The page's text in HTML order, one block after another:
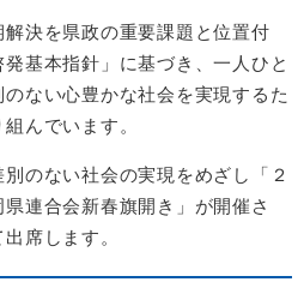
決を県政の重要課題と位置付
基本指針」に基づき、一人ひと
ない心豊かな社会を実現するた
んでいます。
のない社会の実現をめざし「２
連合会新春旗開き」が開催さ
席します。